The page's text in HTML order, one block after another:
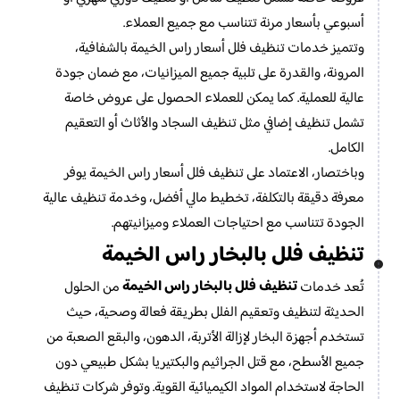
أسبوعي بأسعار مرنة تتناسب مع جميع العملاء.
وتتميز خدمات تنظيف فلل أسعار راس الخيمة بالشفافية،
المرونة، والقدرة على تلبية جميع الميزانيات، مع ضمان جودة
عالية للعملية. كما يمكن للعملاء الحصول على عروض خاصة
تشمل تنظيف إضافي مثل تنظيف السجاد والأثاث أو التعقيم
الكامل.
وباختصار، الاعتماد على تنظيف فلل أسعار راس الخيمة يوفر
معرفة دقيقة بالتكلفة، تخطيط مالي أفضل، وخدمة تنظيف عالية
الجودة تتناسب مع احتياجات العملاء وميزانيتهم.
تنظيف فلل بالبخار راس الخيمة
تُعد خدماتتنظيف فلل بالبخار راس الخيمةمن الحلول
الحديثة لتنظيف وتعقيم الفلل بطريقة فعالة وصحية، حيث
تستخدم أجهزة البخار لإزالة الأتربة، الدهون، والبقع الصعبة من
جميع الأسطح، مع قتل الجراثيم والبكتيريا بشكل طبيعي دون
الحاجة لاستخدام المواد الكيميائية القوية. وتوفر شركات تنظيف